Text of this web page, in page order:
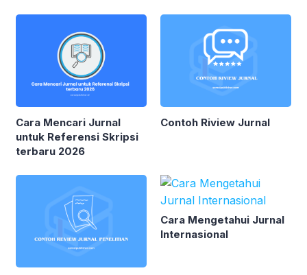
Cara Mencari Jurnal
untuk Referensi Skripsi
terbaru 2026
Contoh Riview Jurnal
Cara Mengetahui Jurnal
Internasional